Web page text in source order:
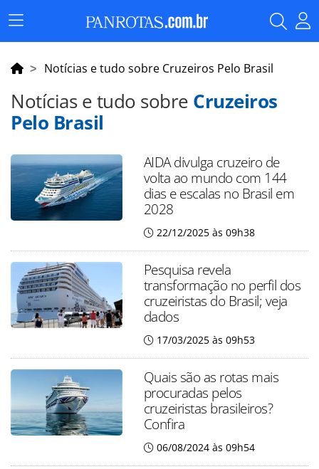
Menu
Principal
Notícias e tudo sobre Cruzeiros Pelo Brasil
Notícias e tudo sobre Cruzeiros
Pelo Brasil
AIDA divulga cruzeiro de
volta ao mundo com 144
dias e escalas no Brasil em
2028
22/12/2025 às 09h38
Pesquisa revela
transformação no perfil dos
cruzeiristas do Brasil; veja
dados
17/03/2025 às 09h53
Quais são as rotas mais
procuradas pelos
cruzeiristas brasileiros?
Confira
06/08/2024 às 09h54